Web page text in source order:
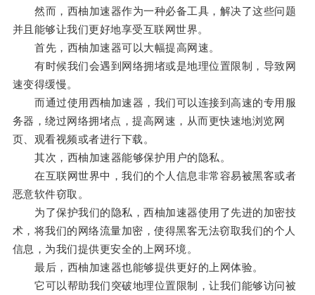
然而，西柚加速器作为一种必备工具，解决了这些问题
并且能够让我们更好地享受互联网世界。
首先，西柚加速器可以大幅提高网速。
有时候我们会遇到网络拥堵或是地理位置限制，导致网
速变得缓慢。
而通过使用西柚加速器，我们可以连接到高速的专用服
务器，绕过网络拥堵点，提高网速，从而更快速地浏览网
页、观看视频或者进行下载。
其次，西柚加速器能够保护用户的隐私。
在互联网世界中，我们的个人信息非常容易被黑客或者
恶意软件窃取。
为了保护我们的隐私，西柚加速器使用了先进的加密技
术，将我们的网络流量加密，使得黑客无法窃取我们的个人
信息，为我们提供更安全的上网环境。
最后，西柚加速器也能够提供更好的上网体验。
它可以帮助我们突破地理位置限制，让我们能够访问被